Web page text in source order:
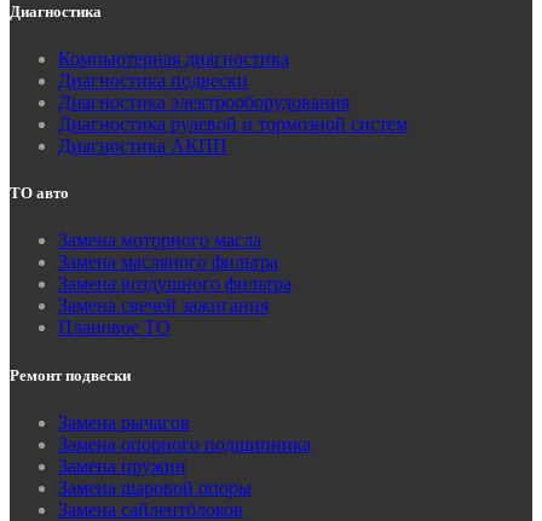
Диагностика
Компьютерная диагностика
Диагностика подвески
Диагностика электрооборудования
Диагностика рулевой и тормозной систем
Диагностика АКПП
ТО авто
Замена моторного масла
Замена масляного фильтра
Замена воздушного фильтра
Замена свечей зажигания
Плановое ТО
Ремонт подвески
Замена рычагов
Замена опорного подшипника
Замена пружин
Замена шаровой опоры
Замена сайлентблоков